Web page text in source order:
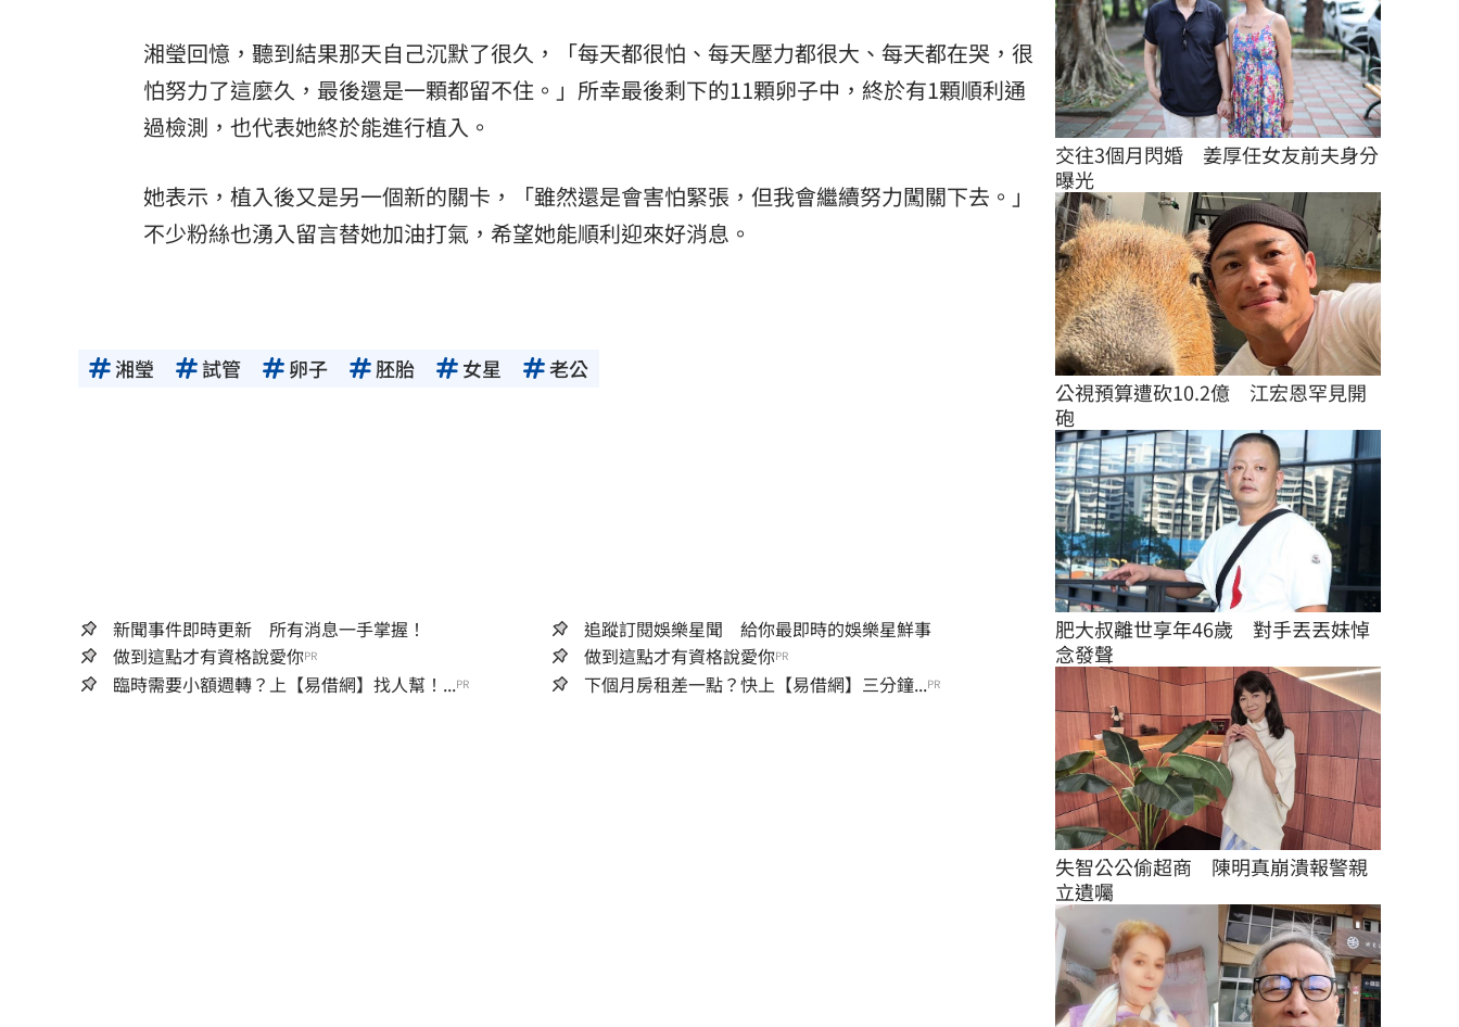
湘瑩回憶，聽到結果那天自己沉默了很久，「每天都很怕、每天壓力都很大、每天都在哭，很
怕努力了這麼久，最後還是一顆都留不住。」所幸最後剩下的11顆卵子中，終於有1顆順利通
過檢測，也代表她終於能進行植入。
她表示，植入後又是另一個新的關卡，「雖然還是會害怕緊張，但我會繼續努力闖關下去。」
不少粉絲也湧入留言替她加油打氣，希望她能順利迎來好消息。
湘瑩 試管 卵子 胚胎 女星 老公
新聞事件即時更新 所有消息一手掌握！
追蹤訂閱娛樂星聞 給你最即時的娛樂星鮮事
做到這點才有資格說愛你PR 做到這點才有資格說愛你PR
臨時需要小額週轉？上【易借網】找人幫！...PR 下個月房租差一點？快上【易借網】三分鐘...PR
交往3個月閃婚　姜厚任女友前夫身分
曝光
公視預算遭砍10.2億　江宏恩罕見開
砲
肥大叔離世享年46歲　對手丟丟妹悼
念發聲
失智公公偷超商　陳明真崩潰報警親
立遺囑